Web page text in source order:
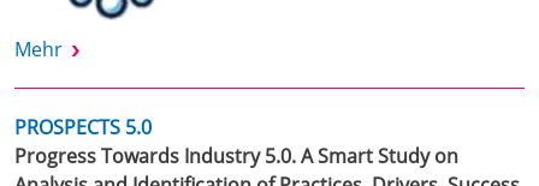
Mehr
PROSPECTS 5.0
Progress Towards Industry 5.0. A Smart Study on